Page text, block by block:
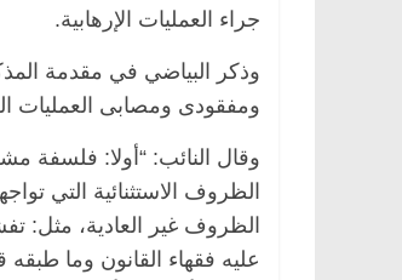
جراء العمليات الإرهابية.
وذكر البياضي في مقدمة
ومفقودى ومصابى العمليات
وقال النائب: “أولا: فلسفة
الظروف الاستثنائية التي
الظروف غير العادية، مثل:
عليه فقهاء القانون وما